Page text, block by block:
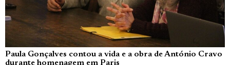
Paula Gonçalves contou a vida e a obra de António Cravo
durante homenagem em Paris